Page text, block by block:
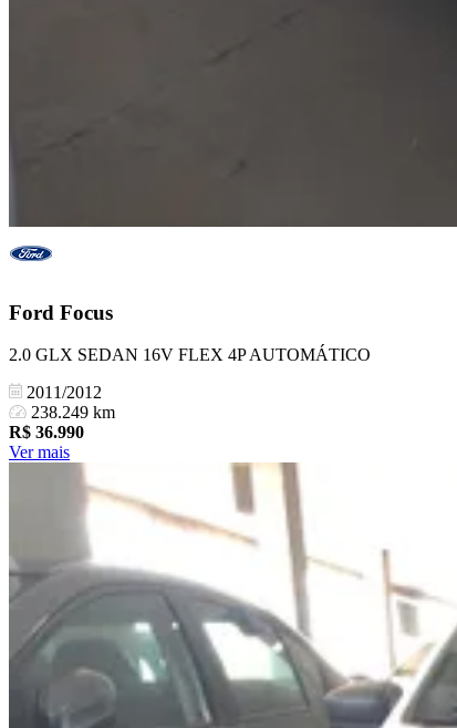
Ford Focus
2.0 GLX SEDAN 16V FLEX 4P AUTOMÁTICO
2011/2012
238.249 km
R$ 36.990
Ver mais